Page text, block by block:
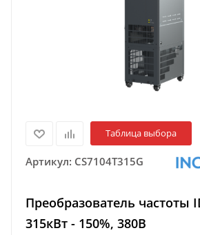
Таблица выбора
Артикул: CS7104T315G
Преобразователь частоты
315кВт - 150%, 380В